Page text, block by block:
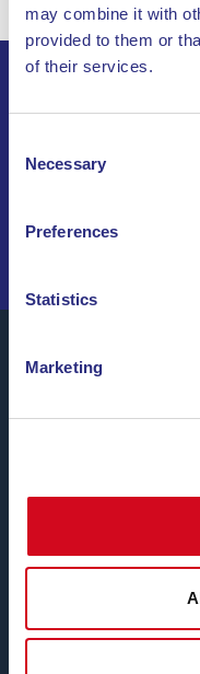
may combine it with
provided to them or
of their services.
Selection
Necessary
Preferences
Statistics
Marketing
ISCRIVITI ALLA
NAVIGA TRA
Piombino e
Non vediamo l’ora di